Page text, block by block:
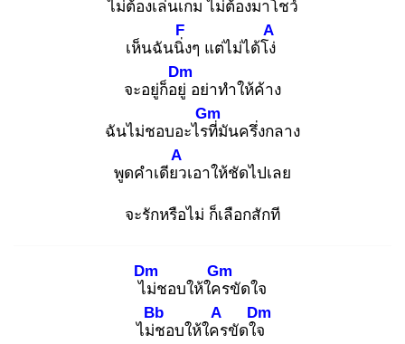
ไม่ต้องเล่นเกม ไม่ต้องมาโชว์
เห็นฉันนิ่ง
F
ๆ แต่ไม่ได้โง่
A
จะอยู่ก็อยู่
Dm
อย่าทำให้ค้าง
ฉันไม่ชอบอะไรที่
Gm
มันครึ่งกลาง
พูดคำเดียว
A
เอาให้ชัดไปเลย
จะรักหรือไม่ ก็เลือกสักที
ไม่
Dm
ชอบให้ใคร
Gm
ขัดใจ
ไม่ช
Bb
อบให้ใคร
A
ขัดใจ
Dm